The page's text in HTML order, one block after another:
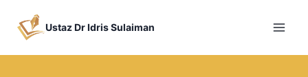
Ustaz Dr Idris Sulaiman